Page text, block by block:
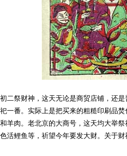
祭财神，这天无论是商贸店铺，还是
一番。实际上是把买来的粗糙印刷品
羊肉。老北京的大商号，这天均大举
活鲤鱼等，祈望今年要发大财。关于